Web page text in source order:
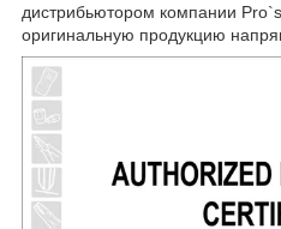
дистрибьютором компании
оригинальную продукцию